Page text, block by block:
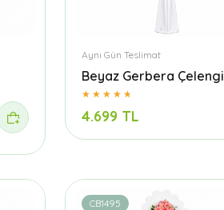
Aynı Gün Teslimat
Beyaz Gerbera Çelengi
4.699 TL
CB1495